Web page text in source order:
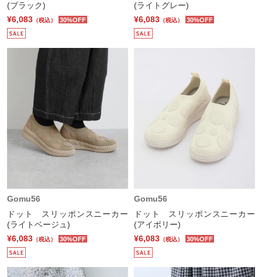
(ブラック)
¥6,083 （税込） 30%OFF
(ライトグレー)
¥6,083 （税込） 30%OFF
Gomu56
ドット スリッポンスニーカー
(ライトベージュ)
¥6,083 （税込） 30%OFF
Gomu56
ドット スリッポンスニーカー
(アイボリー)
¥6,083 （税込） 30%OFF